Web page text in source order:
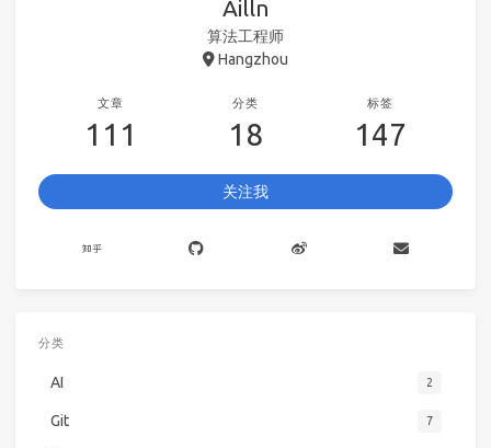
Ailln
算法工程师
Hangzhou
文章
111
分类
18
标签
147
关注我
分类
AI 2
Git 7